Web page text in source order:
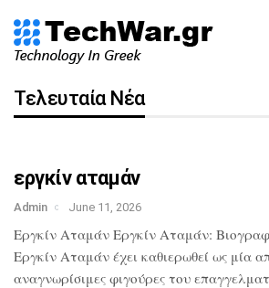
Τελευταία Νέα
εργκίν αταμάν
Admin June 11, 2026
Εργκίν Αταμάν Εργκίν Αταμάν:
Εργκίν Αταμάν έχει καθιερωθεί ως μία
αναγνωρίσιμες φιγούρες του